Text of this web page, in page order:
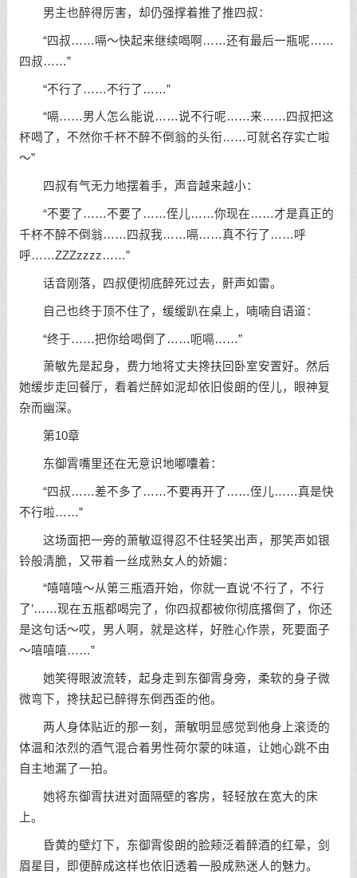
男主也醉得厉害，却仍强撑着推了推四叔：
“四叔……嗝～快起来继续喝啊……还有最后一瓶呢……
四叔……”
“不行了……不行了……”
“嗝……男人怎么能说……说不行呢……来……四叔把这
杯喝了，不然你千杯不醉不倒翁的头衔……可就名存实亡啦
～”
四叔有气无力地摆着手，声音越来越小：
“不要了……不要了……侄儿……你现在……才是真正的
千杯不醉不倒翁……四叔我……嗝……真不行了……呼
呼……ZZZzzzz……”
话音刚落，四叔便彻底醉死过去，鼾声如雷。
自己也终于顶不住了，缓缓趴在桌上，喃喃自语道：
“终于……把你给喝倒了……呃嗝……”
萧敏先是起身，费力地将丈夫搀扶回卧室安置好。然后
她缓步走回餐厅，看着烂醉如泥却依旧俊朗的侄儿，眼神复
杂而幽深。
第10章
东御霄嘴里还在无意识地嘟囔着：
“四叔……差不多了……不要再开了……侄儿……真是快
不行啦……”
这场面把一旁的萧敏逗得忍不住轻笑出声，那笑声如银
铃般清脆，又带着一丝成熟女人的娇媚：
“嘻嘻嘻～从第三瓶酒开始，你就一直说‘不行了，不行
了’……现在五瓶都喝完了，你四叔都被你彻底撂倒了，你还
是这句话～哎，男人啊，就是这样，好胜心作祟，死要面子
～嘻嘻嘻……”
她笑得眼波流转，起身走到东御霄身旁，柔软的身子微
微弯下，搀扶起已醉得东倒西歪的他。
两人身体贴近的那一刻，萧敏明显感觉到他身上滚烫的
体温和浓烈的酒气混合着男性荷尔蒙的味道，让她心跳不由
自主地漏了一拍。
她将东御霄扶进对面隔壁的客房，轻轻放在宽大的床
上。
昏黄的壁灯下，东御霄俊朗的脸颊泛着醉酒的红晕，剑
眉星目，即便醉成这样也依旧透着一股成熟迷人的魅力。